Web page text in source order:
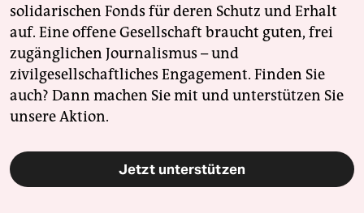
solidarischen Fonds für deren Schutz und Erhalt
auf. Eine offene Gesellschaft braucht guten, frei
zugänglichen Journalismus – und
zivilgesellschaftliches Engagement. Finden Sie
auch? Dann machen Sie mit und unterstützen Sie
unsere Aktion.
Jetzt unterstützen